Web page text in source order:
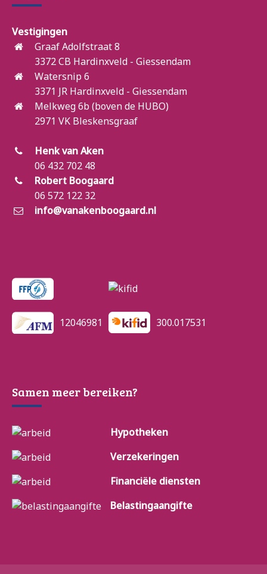
Vestigingen
Graaf Adolfstraat 8
3372 CB Hardinxveld - Giessendam
Watersnip 6
3371 JR Hardinxveld - Giessendam
Melkweg 6b (boven de HUBO)
2971 VK Bleskensgraaf
Henk van Aken
06 432 702 48
Robert Boogaard
06 572 122 32
info@vanakenboogaard.nl
12046981 300.017531
Samen meer bereiken?
Hypotheken
Verzekeringen
Financiële diensten
Belastingaangifte